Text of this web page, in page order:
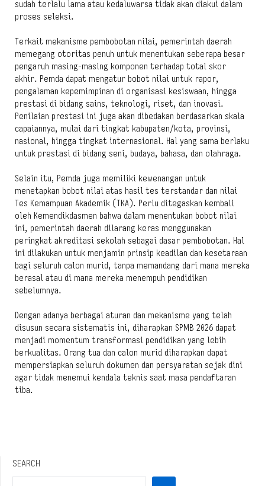
sudah terlalu lama atau kedaluwarsa tidak akan diakui dalam
proses seleksi.
Terkait mekanisme pembobotan nilai, pemerintah daerah
memegang otoritas penuh untuk menentukan seberapa besar
pengaruh masing-masing komponen terhadap total skor
akhir. Pemda dapat mengatur bobot nilai untuk rapor,
pengalaman kepemimpinan di organisasi kesiswaan, hingga
prestasi di bidang sains, teknologi, riset, dan inovasi.
Penilaian prestasi ini juga akan dibedakan berdasarkan skala
capaiannya, mulai dari tingkat kabupaten/kota, provinsi,
nasional, hingga tingkat internasional. Hal yang sama berlaku
untuk prestasi di bidang seni, budaya, bahasa, dan olahraga.
Selain itu, Pemda juga memiliki kewenangan untuk
menetapkan bobot nilai atas hasil tes terstandar dan nilai
Tes Kemampuan Akademik (TKA). Perlu ditegaskan kembali
oleh Kemendikdasmen bahwa dalam menentukan bobot nilai
ini, pemerintah daerah dilarang keras menggunakan
peringkat akreditasi sekolah sebagai dasar pembobotan. Hal
ini dilakukan untuk menjamin prinsip keadilan dan kesetaraan
bagi seluruh calon murid, tanpa memandang dari mana mereka
berasal atau di mana mereka menempuh pendidikan
sebelumnya.
Dengan adanya berbagai aturan dan mekanisme yang telah
disusun secara sistematis ini, diharapkan SPMB 2026 dapat
menjadi momentum transformasi pendidikan yang lebih
berkualitas. Orang tua dan calon murid diharapkan dapat
mempersiapkan seluruh dokumen dan persyaratan sejak dini
agar tidak menemui kendala teknis saat masa pendaftaran
tiba.
SEARCH